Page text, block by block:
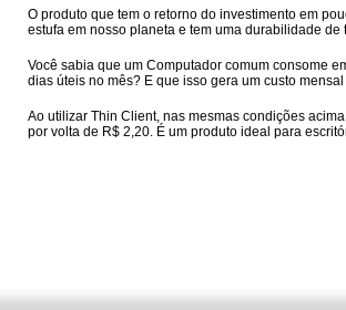
O produto que tem o retorno do investimento em
estufa em nosso planeta e tem uma durabilidade
Você sabia que um Computador comum consome
dias úteis no mês? E que isso gera um custo
Ao utilizar Thin Client, nas mesmas condições
por volta de R$ 2,20. É um produto ideal para